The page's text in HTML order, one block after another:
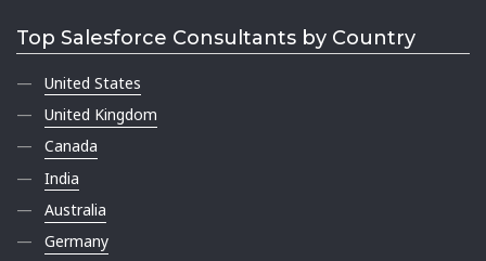
Top Salesforce Consultants by Country
United States
United Kingdom
Canada
India
Australia
Germany